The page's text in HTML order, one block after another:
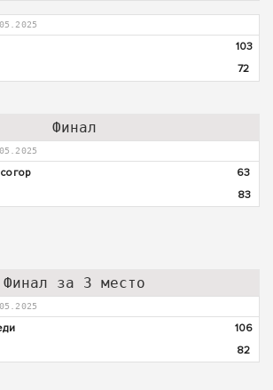
103
72
Финал
63
83
Финал за 3 место
106
82